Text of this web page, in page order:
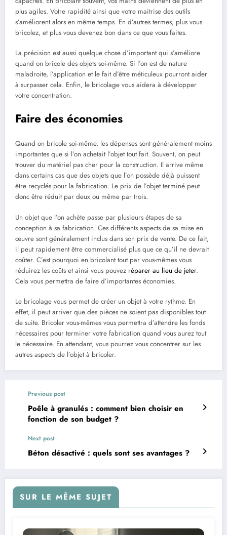
plus agiles. Votre rapidité ainsi que votre maitrise des outils
s’améliorent alors en même temps. En d’autres termes, plus vous
bricolez, et plus vous devenez bon dans ce que vous faites.
La précision est aussi quelque chose d’important qui s’améliore
quand on bricole des objets soi-même. Si l’on est de nature
maladroite, l’application et le fait d’être méticuleux pourront aider
à surpasser cela. Enfin, le bricolage vous aidera à développer
votre concentration.
Faire des économies
Quand on bricole soi-même, les dépenses sont généralement moins
importantes que si l’on achetait l’objet tout fait. Souvent, on peut
trouver du matériel pas cher pour la construction. Il arrive même
dans certains cas que des objets que l’on possède déjà puissent
être recyclés pour la fabrication. Le prix de l’objet terminé peut
donc être réduit par deux ou même par trois.
Un objet que l’on achète passe par plusieurs étapes de sa
conception à sa fabrication. Ces différents aspects de sa mise en
œuvre sont généralement inclus dans son prix de vente. De ce fait,
il peut rapidement être commercialisé plus que ce qu’il ne devrait
coûter. C’est pourquoi en bricolant tout par vous-mêmes vous
réduirez les coûts et ainsi vous pouvez réparer au lieu de jeter.
Cela vous permettra de faire d’importantes économies.
Le bricolage vous permet de créer un objet à votre rythme. En
effet, il peut arriver que des pièces ne soient pas disponibles tout
de suite. Bricoler vous-mêmes vous permettra d’attendre les fonds
nécessaires pour terminer votre fabrication quand vous aurez tout
le nécessaire. En attendant, vous pourrez vous concentrer sur les
autres aspects de l’objet à bricoler.
Previous post
Poêle à granulés : comment bien choisir en
fonction de son budget ?
Next post
Béton désactivé : quels sont ses avantages ?
SUR LE MÊME SUJET